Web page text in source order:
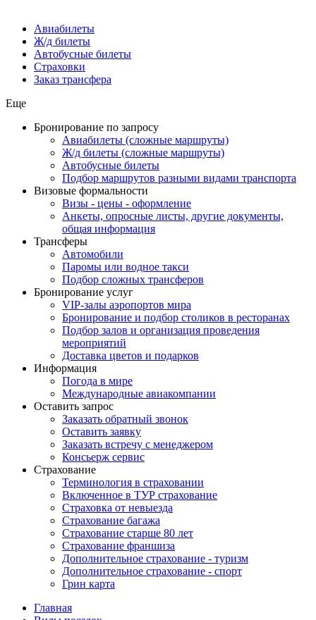
Авиабилеты
Ж/д билеты
Автобусные билеты
Страховки
Заказ трансфера
Еще
Бронирование по запросу
Авиабилеты (сложные маршруты)
Ж/д билеты (сложные маршруты)
Автобусные билеты
Подбор маршрутов разными видами транспорта
Визовые формальности
Визы - цены - оформление
Анкеты, опросные листы, другие документы,
общая информация
Трансферы
Автомобили
Паромы или водное такси
Подбор сложных трансферов
Бронирование услуг
VIP-залы аэропортов мира
Бронирование и подбор столиков в ресторанах
Подбор залов и организация проведения
мероприятий
Доставка цветов и подарков
Информация
Погода в мире
Международные авиакомпании
Оставить запрос
Заказать обратный звонок
Оставить заявку
Заказать встречу с менеджером
Консьерж сервис
Страхование
Терминология в страховании
Включенное в ТУР страхование
Страховка от невыезда
Страхование багажа
Страхование старше 80 лет
Страхование франшиза
Дополнительное страхование - туризм
Дополнительное страхование - спорт
Грин карта
Главная